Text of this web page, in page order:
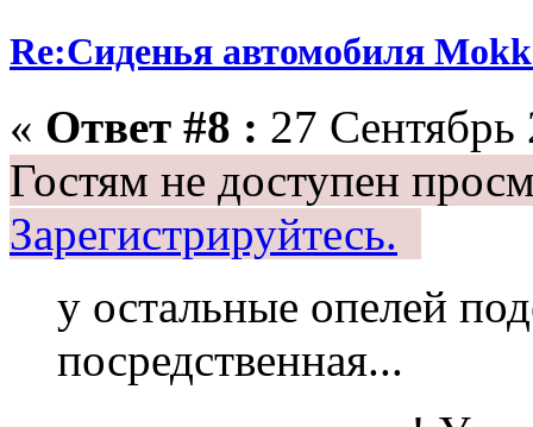
Re:Сиденья автомобиля
« Ответ #8 : 27
Гостям не доступен
Зарегистрируйтесь.
у остальные опелей
посредственная...